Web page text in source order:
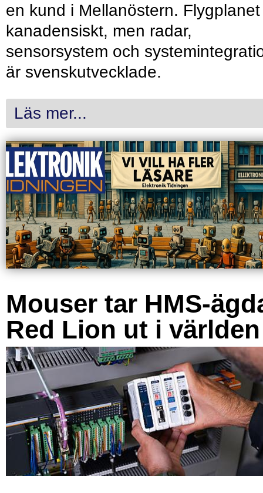
en kund i Mellanöstern.
kanadensiskt, men radar,
sensorsystem och
är svenskutvecklade.
Läs mer...
Mouser tar HMS-
Red Lion ut i världen